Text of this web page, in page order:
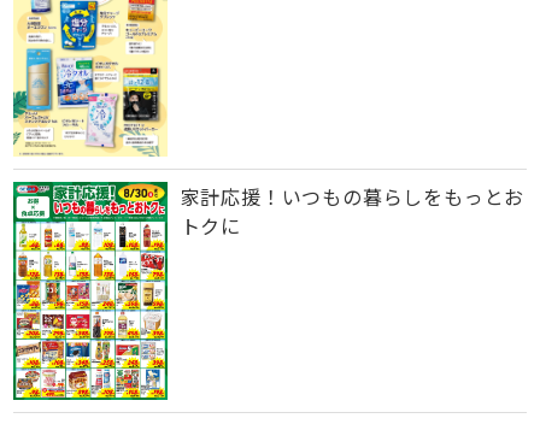
家計応援！いつもの暮らしをもっとお
トクに